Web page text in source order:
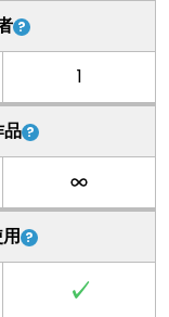
1
品
✓